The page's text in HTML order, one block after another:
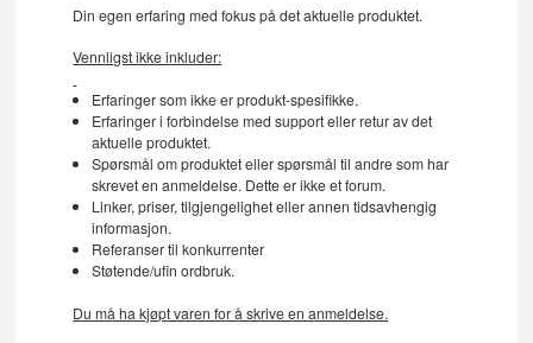
Din egen erfaring med fokus på det aktuelle produktet.
Vennligst ikke inkluder:
Erfaringer som ikke er produkt-spesifikke.
Erfaringer i forbindelse med support eller retur av det
aktuelle produktet.
Spørsmål om produktet eller spørsmål til andre som har
skrevet en anmeldelse. Dette er ikke et forum.
Linker, priser, tilgjengelighet eller annen tidsavhengig
informasjon.
Referanser til konkurrenter
Støtende/ufin ordbruk.
Du må ha kjøpt varen for å skrive en anmeldelse.